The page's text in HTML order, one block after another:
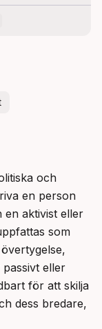
och
en person
en aktivist eller
som
eller
för att skilja
dess bredare,